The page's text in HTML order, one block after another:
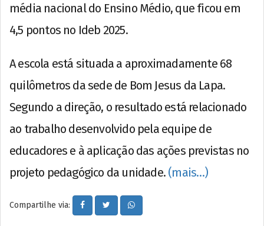
média nacional do Ensino Médio, que ficou em
4,5 pontos no Ideb 2025.
A escola está situada a aproximadamente 68
quilômetros da sede de Bom Jesus da Lapa.
Segundo a direção, o resultado está relacionado
ao trabalho desenvolvido pela equipe de
educadores e à aplicação das ações previstas no
projeto pedagógico da unidade. (mais…)
Compartilhe via: